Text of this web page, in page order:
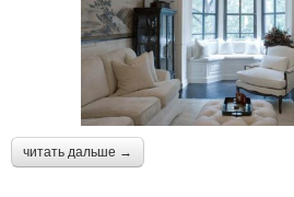
читать дальше →